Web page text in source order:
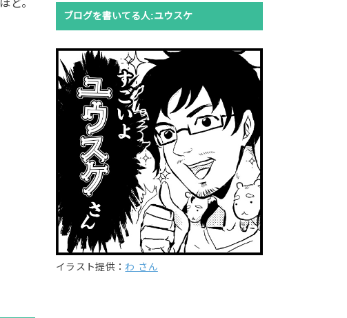
ほど。
ブログを書いてる人:ユウスケ
イラスト提供： わ さん